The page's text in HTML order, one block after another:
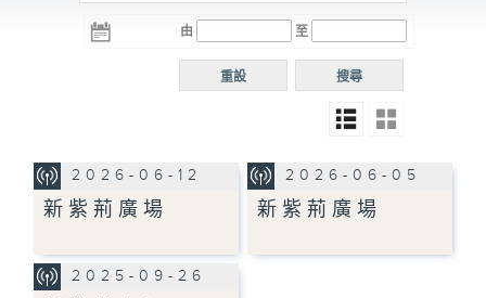
電台 電台
R5
電台
普通
由 至
搜尋
重設
2026-06-12
新紫荊廣場
2026-06-05
新紫荊廣場
2025-09-26